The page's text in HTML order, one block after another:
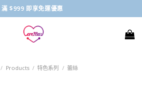
滿 $999 即享免運優惠
/ Products / 特色系列 / 蕾絲